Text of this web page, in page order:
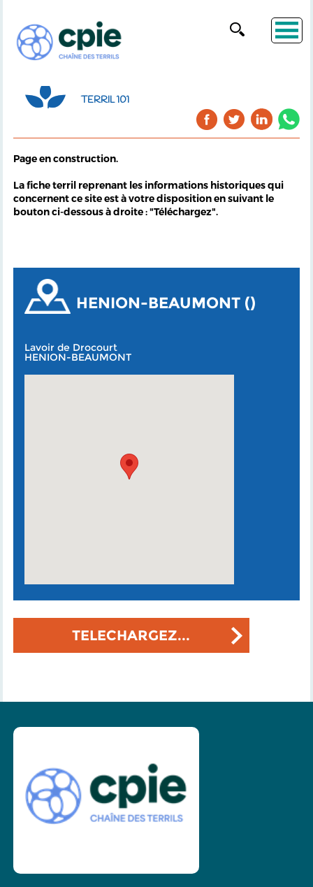
TERRIL 101
Page en construction.
La fiche terril reprenant les informations historiques qui
concernent ce site est à votre disposition en suivant le
bouton ci-dessous à droite : "Téléchargez".
HENION-BEAUMONT ()
Lavoir de Drocourt
HENION-BEAUMONT
TELECHARGEZ...